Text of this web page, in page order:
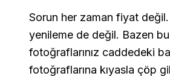
Sorun her zaman fiyat
yenileme de değil. Bazen
fotoğraflarınız caddedeki
fotoğraflarına kıyasla çöp